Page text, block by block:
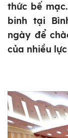
thức bế
binh tại
ngày để
của nhiều